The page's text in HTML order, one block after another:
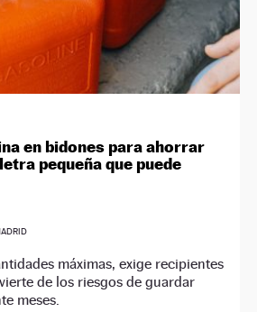
en bidones para ahorrar
pequeña que puede
máximas, exige recipientes
de los riesgos de guardar
meses.